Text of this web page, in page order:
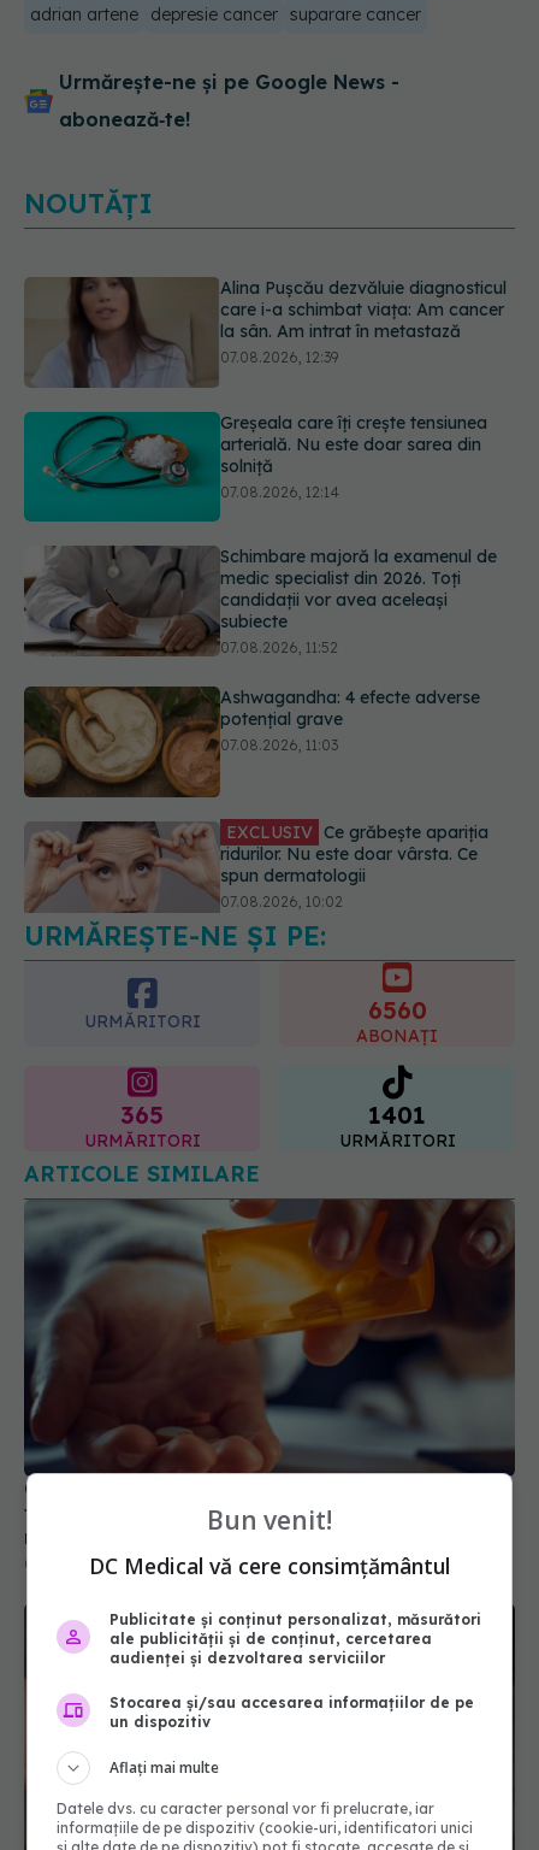
adrian artene
depresie cancer suparare cancer
Urmărește-ne și pe Google News -
abonează‑te!
NOUTĂȚI
Greșeala care îți crește tensiunea
arterială. Nu este doar sarea din
solniță
07.08.2026, 12:14
Schimbare majoră la examenul de
medic specialist din 2026. Toți
candidații vor avea aceleași
subiecte
Ashwagandha: 4 efecte adverse
potențial grave
07.08.2026, 11:03
EXCLUSIV Ce grăbește apariția
ridurilor. Nu este doar vârsta. Ce
spun dermatologii
Alina Pușcău dezvăluie diagnosticul
care i-a schimbat viața: Am cancer
la sân. Am intrat în metastază
07.08.2026, 12:39
URMĂREȘTE-NE ȘI PE:
URMĂRITORI 6560
ABONAȚI
365
URMĂRITORI
1401
URMĂRITORI
ARTICOLE SIMILARE
Canicula afectează medicamentele pentru
tensiune și inimă. Avertisment important pentru
milioane de pacienți
03 aug 2026, 10:26
Bun venit!
DC Medical vă cere consimțământul
Publicitate și conținut personalizat, măsurători
ale publicității și de conținut, cercetarea
audienței și dezvoltarea serviciilor
Stocarea și/sau accesarea informațiilor de pe
un dispozitiv
Aflați mai multe
Datele dvs. cu caracter personal vor fi prelucrate, iar
informațiile de pe dispozitiv (cookie-uri, identificatori unici